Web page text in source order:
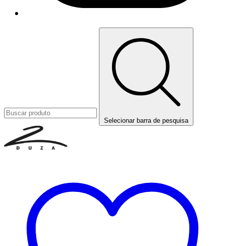
Selecionar barra de pesquisa